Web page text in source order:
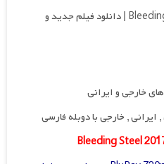
دانلود فیلم جدید Bleeding Steel 2017 | دانلود فیلم جدید و
خارجی و ایرانی
, خارجی با دوبله فارسی